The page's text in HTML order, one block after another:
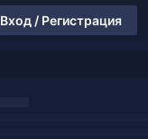
Вход / Регистрация